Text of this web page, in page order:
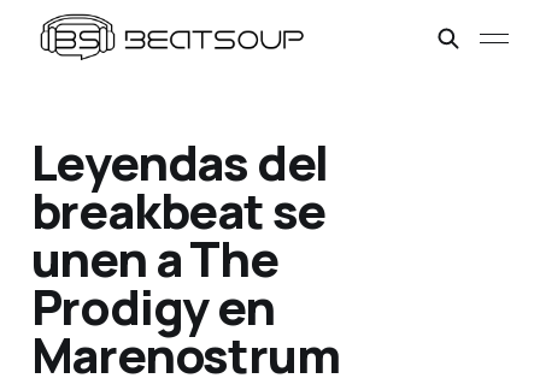
Leyendas del
breakbeat se
unen a The
Prodigy en
Marenostrum